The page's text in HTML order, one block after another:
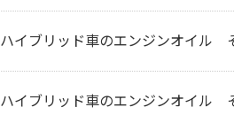
ハイブリッド車のエンジンオイル そ
ハイブリッド車のエンジンオイル